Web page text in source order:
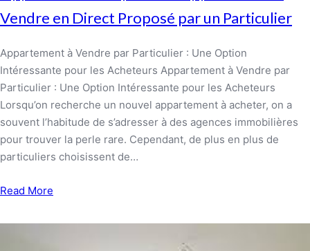
Vendre en Direct Proposé par un Particulier
Appartement à Vendre par Particulier : Une Option
Intéressante pour les Acheteurs Appartement à Vendre par
Particulier : Une Option Intéressante pour les Acheteurs
Lorsqu’on recherche un nouvel appartement à acheter, on a
souvent l’habitude de s’adresser à des agences immobilières
pour trouver la perle rare. Cependant, de plus en plus de
particuliers choisissent de…
Read More